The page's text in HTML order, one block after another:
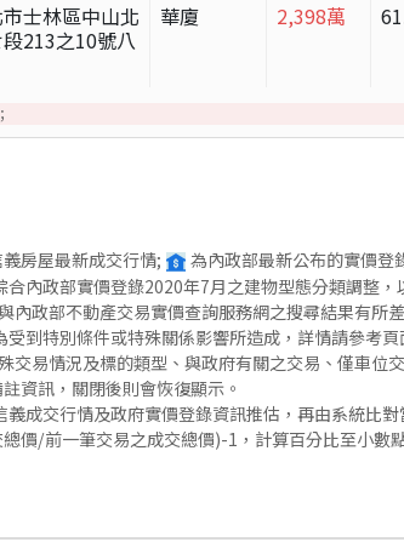
士林區中山北
213之10號八
華廈 2,398萬
房屋最新成交行情; 為內政部最新公布的實價登
合內政部實價登錄2020年7月之建物型態分類調整
內政部不動產交易實價查詢服務網之搜尋結果有所
受到特別條件或特殊關係影響所造成，詳情請參考
交易情況及標的類型、與政府有關之交易、僅車
資訊，關閉後則會恢復顯示。
義成交行情及政府實價登錄資訊推估，再由系統比
價/前一筆交易之成交總價)-1，計算百分比至小數